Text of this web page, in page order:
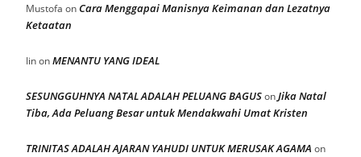
Mustofa onCara Menggapai Manisnya Keimanan dan Lezatnya
Ketaatan
IinonMENANTU YANG IDEAL
SESUNGGUHNYA NATAL ADALAH PELUANG BAGUSonJika Natal
Tiba, Ada Peluang Besar untuk Mendakwahi Umat Kristen
TRINITAS ADALAH AJARAN YAHUDI UNTUK MERUSAK AGAMA on